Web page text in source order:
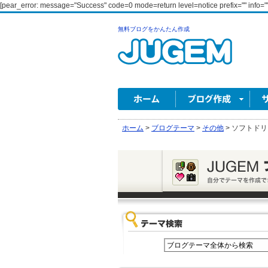
[pear_error: message="Success" code=0 mode=return level=notice prefix=""
無料ブログをかんたん作成
ホーム > ブログテーマ > その他 > ソフトド